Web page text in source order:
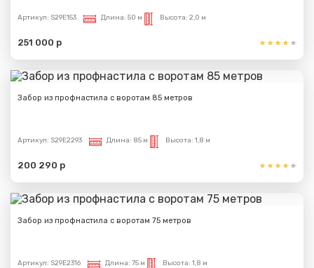
Артикул: S29E153 Длина: 50 м Высота: 2,0 м
251 000 р
Забор из профнастила с воротам 85 метров
Артикул: S29E2293 Длина: 85 м Высота: 1,8 м
200 290 р
Забор из профнастила с воротам 75 метров
Артикул: S29E2316 Длина: 75 м Высота: 1,8 м